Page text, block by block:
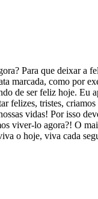
Para que deixar a
marcada, como por
de ser feliz hoje. Eu
felizes, tristes,
vidas! Por isso
viver-lo agora?! O
o hoje, viva cada